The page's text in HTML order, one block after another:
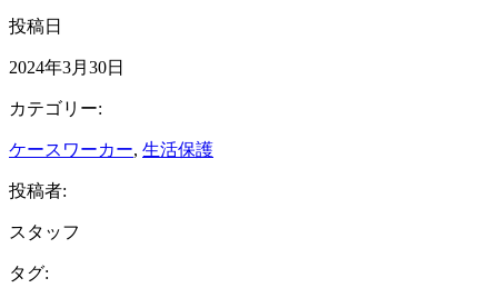
投稿日
2024年3月30日
カテゴリー:
ケースワーカー, 生活保護
投稿者:
スタッフ
タグ: